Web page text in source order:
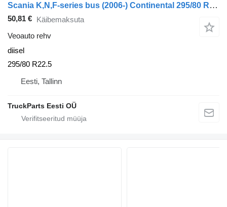
Scania K,N,F-series bus (2006-) Continental 295/80 R22.5
50,81 € Käibemaksuta
Veoauto rehv
diisel
295/80 R22.5
Eesti, Tallinn
TruckParts Eesti OÜ